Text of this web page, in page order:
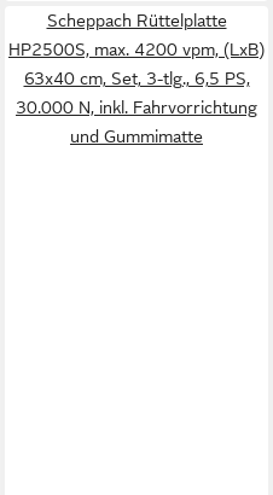
Scheppach Rüttelplatte
HP2500S, max. 4200 vpm, (LxB)
63x40 cm, Set, 3-tlg., 6,5 PS,
30.000 N, inkl. Fahrvorrichtung
und Gummimatte